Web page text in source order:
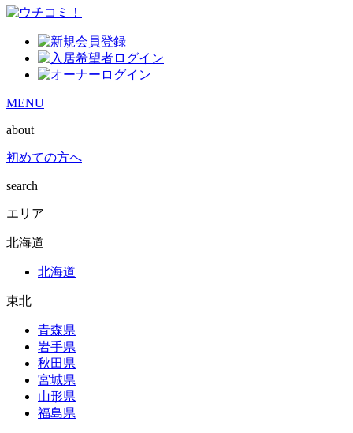
MENU
about
初めての方へ
search
エリア
北海道
北海道
東北
青森県
岩手県
秋田県
宮城県
山形県
福島県